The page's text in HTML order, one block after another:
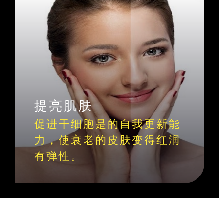
提亮肌肤
促进干细胞是的自我更新能
力，使衰老的皮肤变得红润
有弹性。